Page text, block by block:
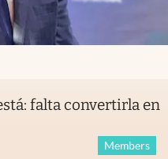
falta convertirla en
Members